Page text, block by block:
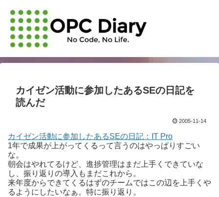
カイゼン活動に参加したあるSEの日記を
読んだ
2005-11-14
カイゼン活動に参加したあるSEの日記：IT Pro
1年で成果が上がってくるって言うのはやっぱりすごい
な。
朝会はやれてるけど、進捗管理はまだ上手くできていな
し、振り返りの導入もまだこれから。
来年度からできてくるはずのチームではこの辺を上手くや
るようにしたいなぁ。特に振り返り。